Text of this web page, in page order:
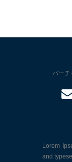
バーチ
Lorem
and